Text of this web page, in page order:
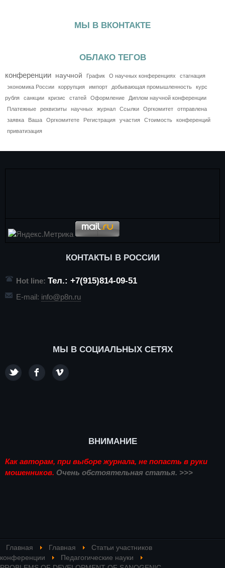
МЫ В ВКОНТАКТЕ
ОБЛАКО ТЕГОВ
конференции научной График О научных конференциях
стагнация
экономика России
коррупция импорт добывающая промышленность
курс
рубля
санкции кризис статей Оформление
Диплом научной конференции
Платежные
реквизиты научных журнал Ссылки Оргкомитет
отправлена
заявка
Ваша Оргкомитете Регистрация участия Стоимость
конференций
приватизация
КОНТАКТЫ В РОССИИ
Hot line: Тел.: +7(915)814-09-51
E-mail: info@p8n.ru
МЫ В СОЦИАЛЬНЫХ СЕТЯХ
ВНИМАНИЕ
Как авторам, при выборе журнала, не попасть в руки
мошенников. Очень обстоятельная статья. >>>
Главная Главная
Статьи участников
конференции
Педагогические науки